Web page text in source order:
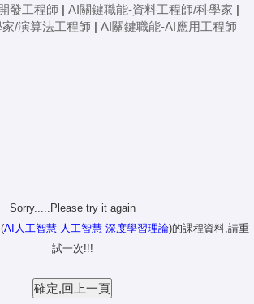
發工程師 | AI關鍵職能-資料工程師/科學家 |
/演算法工程師 | AI關鍵職能-AI應用工程師
Sorry.....Please try it again
AI人工智慧 人工智慧-深度學習理論)的課程資料,請重
試一次!!!